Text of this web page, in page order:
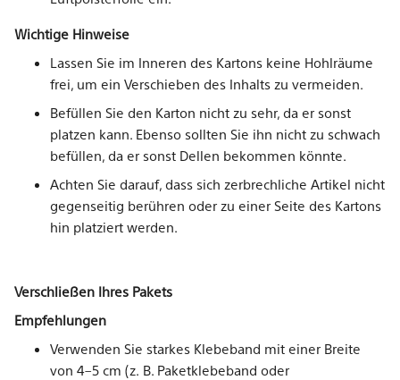
Wichtige Hinweise
Lassen Sie im Inneren des Kartons keine Hohlräume
frei, um ein Verschieben des Inhalts zu vermeiden.
Befüllen Sie den Karton nicht zu sehr, da er sonst
platzen kann. Ebenso sollten Sie ihn nicht zu schwach
befüllen, da er sonst Dellen bekommen könnte.
Achten Sie darauf, dass sich zerbrechliche Artikel nicht
gegenseitig berühren oder zu einer Seite des Kartons
hin platziert werden.
Verschließen Ihres Pakets
Empfehlungen
Verwenden Sie starkes Klebeband mit einer Breite
von 4–5 cm (z. B. Paketklebeband oder